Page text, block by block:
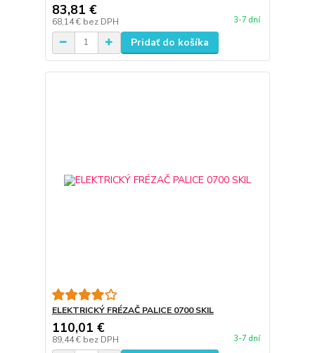
83,81 €
68,14 € bez DPH 3-7 dní
Pridať do košíka
ELEKTRICKÝ FRÉZAČ PALICE 0700 SKIL
110,01 €
89,44 € bez DPH 3-7 dní